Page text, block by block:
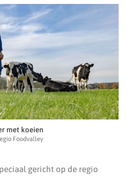
met koeien
Foodvalley
gericht op de regio